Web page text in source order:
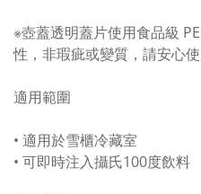
※壺蓋透明蓋片使用食品級
性，非瑕疵或變質，請安心使
適用範圍
• 適用於雪櫃冷藏室
• 可即時注入攝氏100度飲料